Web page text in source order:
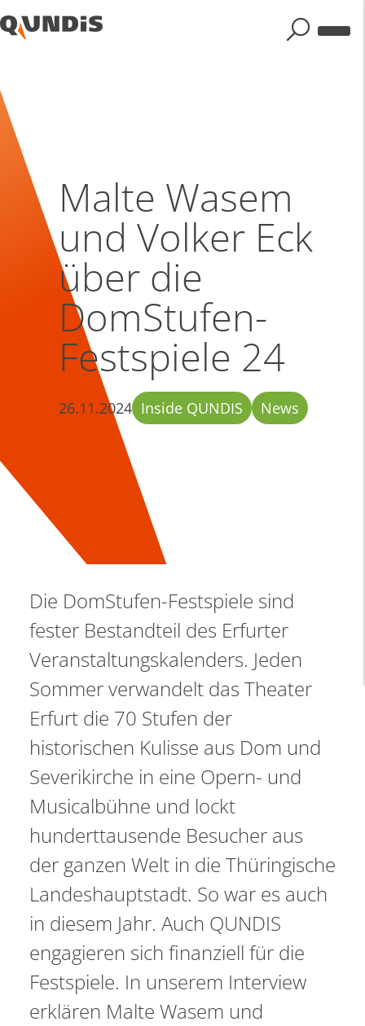
Malte Wasem
und Volker Eck
über die
DomStufen-
Festspiele 24
26.11.2024 Inside QUNDIS News
Die DomStufen-Festspiele sind
fester Bestandteil des Erfurter
Veranstaltungskalenders. Jeden
Sommer verwandelt das Theater
Erfurt die 70 Stufen der
historischen Kulisse aus Dom und
Severikirche in eine Opern- und
Musicalbühne und lockt
hunderttausende Besucher aus
der ganzen Welt in die Thüringische
Landeshauptstadt. So war es auch
in diesem Jahr. Auch QUNDIS
engagieren sich finanziell für die
Festspiele. In unserem Interview
erklären Malte Wasem und